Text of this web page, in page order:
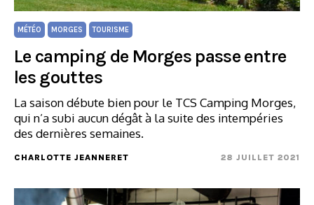
MÉTÉO MORGES TOURISME
Le camping de Morges passe entre
les gouttes
La saison débute bien pour le TCS Camping Morges,
qui n’a subi aucun dégât à la suite des intempéries
des dernières semaines.
CHARLOTTE JEANNERET 28 JUILLET 2021